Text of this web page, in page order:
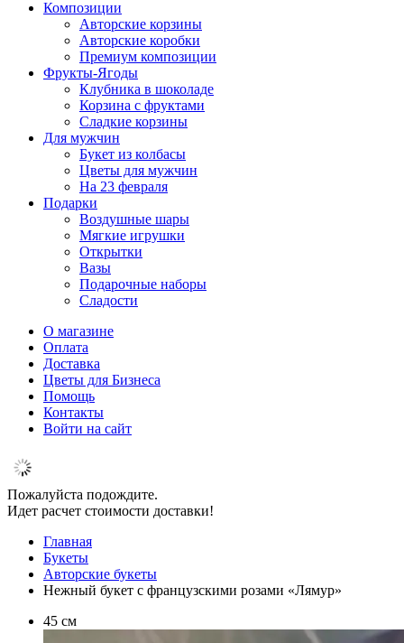
Композиции
Авторские корзины
Авторские коробки
Премиум композиции
Фрукты-Ягоды
Клубника в шоколаде
Корзина с фруктами
Сладкие корзины
Для мужчин
Букет из колбасы
Цветы для мужчин
На 23 февраля
Подарки
Воздушные шары
Мягкие игрушки
Открытки
Вазы
Подарочные наборы
Сладости
О магазине
Оплата
Доставка
Цветы для Бизнеса
Помощь
Контакты
Войти на сайт
Пожалуйста подождите.
Идет расчет стоимости доставки!
Главная
Букеты
Авторские букеты
Нежный букет с французскими розами «Лямур»
45 см